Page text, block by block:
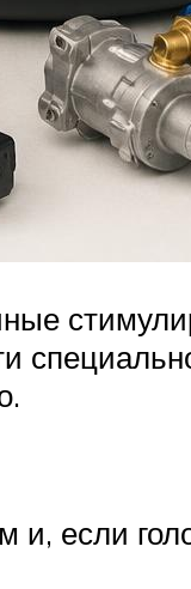
и, если